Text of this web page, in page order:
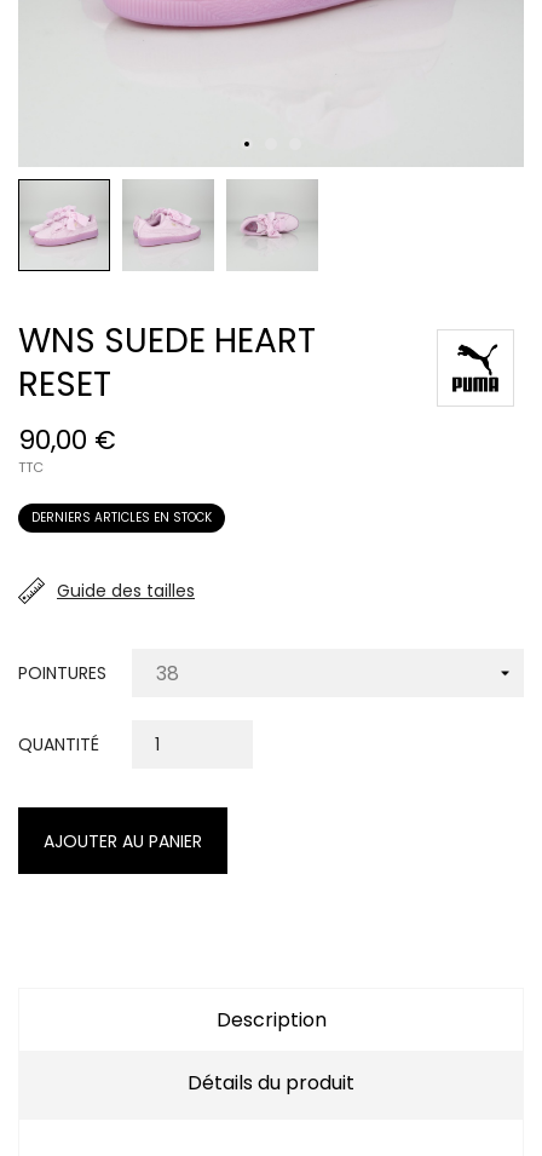
WNS SUEDE HEART
RESET
90,00 €
TTC
DERNIERS ARTICLES EN STOCK
Guide des tailles
POINTURES
QUANTITÉ
AJOUTER AU PANIER
Description
Détails du produit